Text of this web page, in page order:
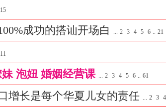
15
成功的搭讪开场白 ... 2 3 4 5 6 .. 21
11
妹 泡妞 婚姻经营课 ... 2 3 4 5 6 .. 61
增长是每个华夏儿女的责任 ... 2 3 4